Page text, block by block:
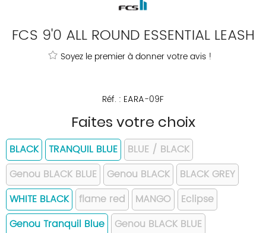
FCS 9'0 ALL ROUND ESSENTIAL LEASH
Soyez le premier à donner votre avis !
Réf. : EARA-09F
Faites votre choix
BLACK TRANQUIL BLUE
BLUE / BLACK
Genou BLACK BLUE
Genou BLACK
BLACK GREY
WHITE BLACK
flame red MANGO
Eclipse
Genou Tranquil Blue
Genou BLACK BLUE